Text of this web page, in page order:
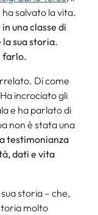
salvato la vita.
una classe di
sua storia.
farlo.
Di come
incrociato gli
e ha parlato di
non è stata una
testimonianza
dati e vita
storia – che,
molto